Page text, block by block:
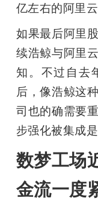
亿左右的阿里云
如果最后阿里
续浩鲸与阿里
知。不过自去
后，像浩鲸这
司也的确需要
步强化被集成是
数梦工场
金流一度